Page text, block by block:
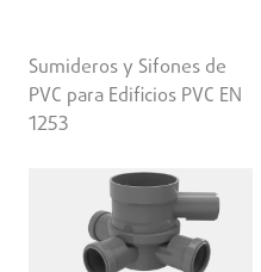
Sumideros y Sifones de
PVC para Edificios PVC EN
1253